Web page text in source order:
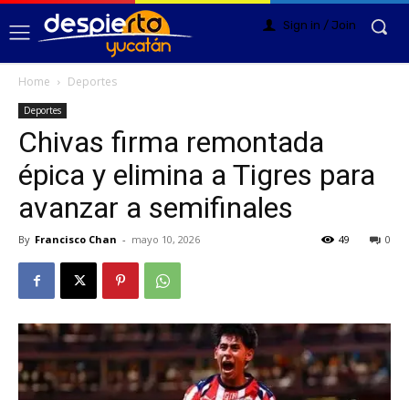
Sign in / Join
Home Deportes
Deportes
Chivas firma remontada
épica y elimina a Tigres para
avanzar a semifinales
By Francisco Chan - mayo 10, 2026 0
49